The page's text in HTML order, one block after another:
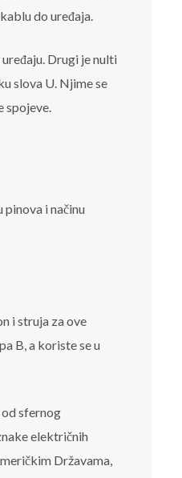
do uređaja.
Drugi je nulti
slova U. Njime se
spojeve.
i načinu
i struja za ove
B, a koriste se u
od sfernog
električnih
Državama,